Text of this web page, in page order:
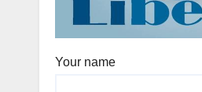
Your name